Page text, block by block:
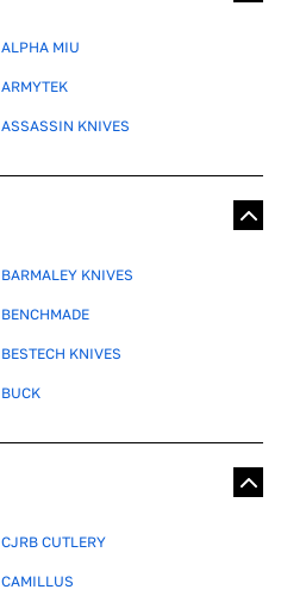
ALPHA MIU
ARMYTEK
ASSASSIN KNIVES
BARMALEY KNIVES
BENCHMADE
BESTECH KNIVES
BUCK
CJRB CUTLERY
CAMILLUS